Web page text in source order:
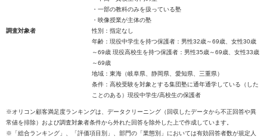
・一部の教科のみを扱っている塾
・映像授業が主体の塾
調査対象者
性別：指定なし
年齢：現役中学生を持つ保護者：男性32歳～69歳、女性30歳
～69歳 現役高校生を持つ保護者：男性35歳～69歳、女性33歳
～69歳
地域：東海（岐阜県、静岡県、愛知県、三重県）
条件：高校受験を対象とする集団塾に通年通学している（した
ことのある）現役中学生/高校生の保護者
※オリコン顧客満足度ランキングは、データクリーニング（回収したデータから不正回答や異
常値を排除）および調査対象者条件から外れた回答を除外した上で作成しています。
※「総合ランキング」、「評価項目別」、部門の「業態別」においては有効回答者数が規定人